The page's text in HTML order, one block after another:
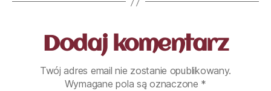
Dodaj komentarz
Twój adres email nie zostanie opublikowany.
Wymagane pola są oznaczone *